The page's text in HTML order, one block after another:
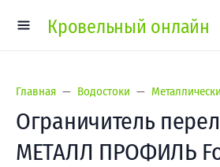
Кровельный онлайн
Главная Водостоки
Ограничитель
МЕТАЛЛ ПРОФИЛЬ